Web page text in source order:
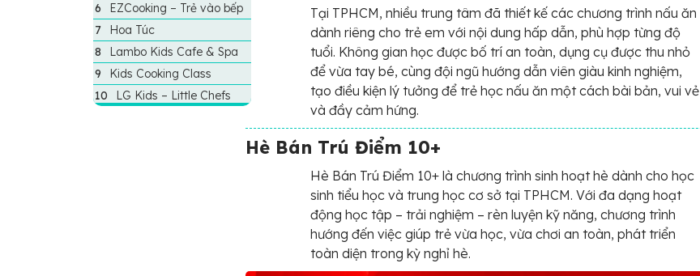
EZCooking – Trẻ vào bếp
Hoa Túc
Lambo Kids Cafe & Spa
Kids Cooking Class
LG Kids – Little Chefs
Tại TPHCM, nhiều trung tâm đã thiết kế các chương trình nấu ăn
dành riêng cho trẻ em với nội dung hấp dẫn, phù hợp từng độ
tuổi. Không gian học được bố trí an toàn, dụng cụ được thu nhỏ
để vừa tay bé, cùng đội ngũ hướng dẫn viên giàu kinh nghiệm,
tạo điều kiện lý tưởng để trẻ học nấu ăn một cách bài bản, vui vẻ
và đầy cảm hứng.
Hè Bán Trú Điểm 10+
Hè Bán Trú Điểm 10+ là chương trình sinh hoạt hè dành cho học
sinh tiểu học và trung học cơ sở tại TPHCM. Với đa dạng hoạt
động học tập – trải nghiệm – rèn luyện kỹ năng, chương trình
hướng đến việc giúp trẻ vừa học, vừa chơi an toàn, phát triển
toàn diện trong kỳ nghỉ hè.